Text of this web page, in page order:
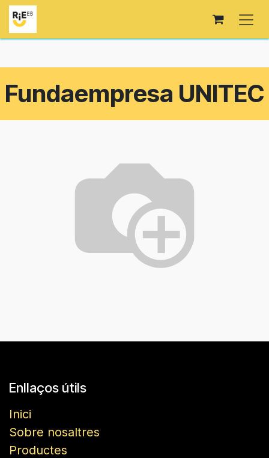
Skip to Content
Fundaempresa UNITEC
Enllaços útils
Inici
Sobre nosaltres
Productes